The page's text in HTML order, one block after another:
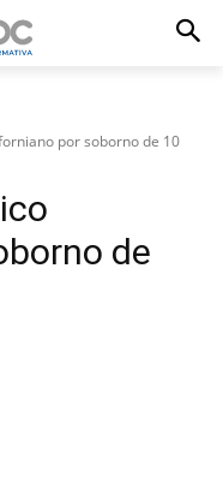
por soborno de 10
de